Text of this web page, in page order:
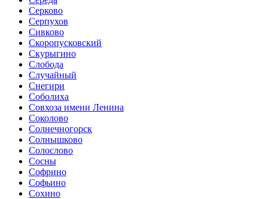
Серково
Серпухов
Сивково
Скоропусковский
Скурыгино
Слобода
Случайный
Снегири
Соболиха
Совхоза имени Ленина
Соколово
Солнечногорск
Солнышково
Солослово
Сосны
Софрино
Софьино
Сохино